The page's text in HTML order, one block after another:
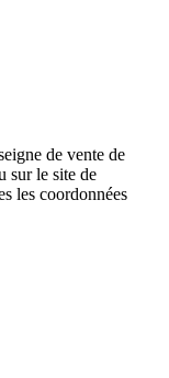
de vente de
sur le site de
les coordonnées